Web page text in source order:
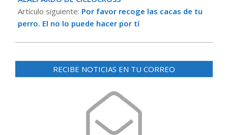
Artículo siguiente: Por favor recoge las cacas de tu
perro. El no lo puede hacer por tí
RECIBE NOTICIAS EN TU CORREO